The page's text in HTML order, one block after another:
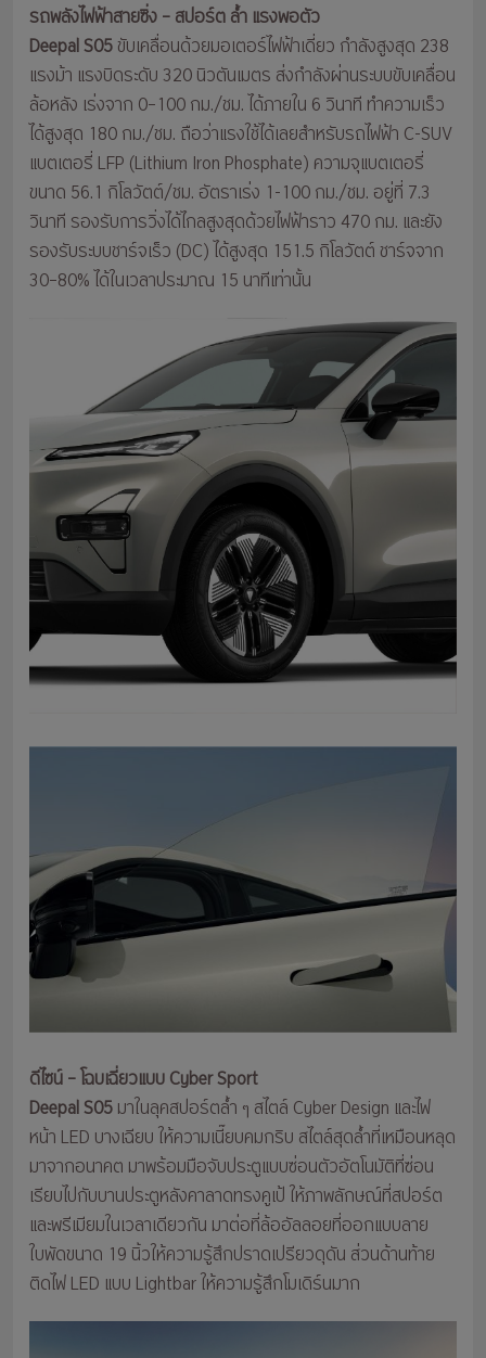
รถพลังไฟฟ้าสายซิ่ง – สปอร์ต ล้ำ แรงพอตัว
Deepal S05ขับเคลื่อนด้วยมอเตอร์ไฟฟ้าเดี่ยว กำลังสูงสุด 238
แรงม้า แรงบิดระดับ 320 นิวตันเมตร ส่งกำลังผ่านระบบขับเคลื่อน
ล้อหลัง เร่งจาก 0–100 กม./ชม. ได้ภายใน 6 วินาที ทำความเร็ว
ได้สูงสุด 180 กม./ชม. ถือว่าแรงใช้ได้เลยสำหรับรถไฟฟ้า C-SUV
แบตเตอรี่ LFP (Lithium Iron Phosphate) ความจุแบตเตอรี่
ขนาด 56.1 กิโลวัตต์/ชม. อัตราเร่ง 1-100 กม./ชม. อยู่ที่ 7.3
วินาที รองรับการวิ่งได้ไกลสูงสุดด้วยไฟฟ้าราว 470 กม. และยัง
รองรับระบบชาร์จเร็ว (DC) ได้สูงสุด 151.5 กิโลวัตต์ ชาร์จจาก
30–80% ได้ในเวลาประมาณ 15 นาทีเท่านั้น
ดีไซน์ – โฉบเฉี่ยวแบบ Cyber Sport
Deepal S05มาในลุคสปอร์ตล้ำ ๆ สไตล์ Cyber Design และไฟ
หน้า LED บางเฉียบ ให้ความเนี๊ยบคมกริบ สไตล์สุดล้ำที่เหมือนหลุด
มาจากอนาคต มาพร้อมมือจับประตูแบบซ่อนตัวอัตโนมัติที่ซ่อน
เรียบไปกับบานประตูหลังคาลาดทรงคูเป้ ให้ภาพลักษณ์ที่สปอร์ต
และพรีเมียมในเวลาเดียวกัน มาต่อที่ล้ออัลลอยที่ออกแบบลาย
ใบพัดขนาด 19 นิ้วให้ความรู้สึกปราดเปรียวดุดัน ส่วนด้านท้าย
ติดไฟ LED แบบ Lightbar ให้ความรู้สึกโมเดิร์นมาก